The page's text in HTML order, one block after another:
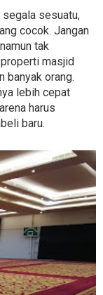
sesuatu,
cocok. Jangan
tak
masjid
banyak orang.
lebih cepat
harus
baru.